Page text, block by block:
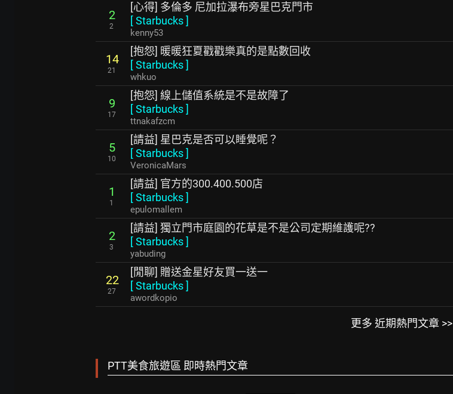
2
2
[心得] 多倫多 尼加拉瀑布旁星巴克門市
[Starbucks]
kenny53
14
21
[抱怨] 暖暖狂夏戳戳樂真的是點數回收
[Starbucks]
whkuo
9
17
[抱怨] 線上儲值系統是不是故障了
[Starbucks]
ttnakafzcm
5
10
[請益] 星巴克是否可以睡覺呢？
[Starbucks]
VeronicaMars
1
1
[請益] 官方的300.400.500店
[Starbucks]
epulomallem
2
3
[請益] 獨立門市庭園的花草是不是公司定期維護呢??
[Starbucks]
yabuding
22
27
[閒聊] 贈送金星好友買一送一
[Starbucks]
awordkopio
更多 近期熱門文章 >>
PTT美食旅遊區 即時熱門文章